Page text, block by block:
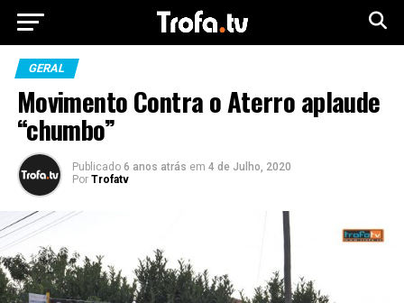
GERAL
Movimento Contra o Aterro aplaude
“chumbo”
Publicado 6 anos atrás em 4 de Julho, 2020
Por Trofatv